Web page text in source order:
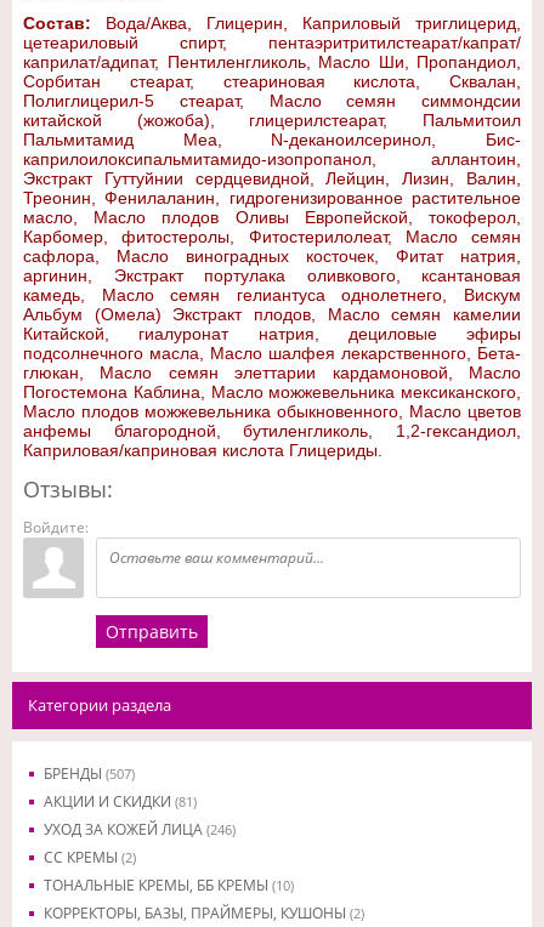
Состав: Вода/Аква, Глицерин, Каприловый триглицерид,
цетеариловый спирт, пентаэритритилстеарат/капрат/
каприлат/адипат, Пентиленгликоль, Масло Ши, Пропандиол,
Сорбитан стеарат, стеариновая кислота, Сквалан,
Полиглицерил-5 стеарат, Масло семян симмондсии
китайской (жожоба), глицерилстеарат, Пальмитоил
Пальмитамид Меа, N-деканоилсеринол, Бис-
каприлоилоксипальмитамидо-изопропанол, аллантоин,
Экстракт Гуттуйнии сердцевидной, Лейцин, Лизин, Валин,
Треонин, Фенилаланин, гидрогенизированное растительное
масло, Масло плодов Оливы Европейской, токоферол,
Карбомер, фитостеролы, Фитостерилолеат, Масло семян
сафлора, Масло виноградных косточек, Фитат натрия,
аргинин, Экстракт портулака оливкового, ксантановая
камедь, Масло семян гелиантуса однолетнего, Вискум
Альбум (Омела) Экстракт плодов, Масло семян камелии
Китайской, гиалуронат натрия, дециловые эфиры
подсолнечного масла, Масло шалфея лекарственного, Бета-
глюкан, Масло семян элеттарии кардамоновой, Масло
Погостемона Каблина, Масло можжевельника мексиканского,
Масло плодов можжевельника обыкновенного, Масло цветов
анфемы благородной, бутиленгликоль, 1,2-гександиол,
Каприловая/каприновая кислота Глицериды.
Отзывы:
Войдите:
Отправить
Категории раздела
БРЕНДЫ (507)
АКЦИИ И СКИДКИ (81)
УХОД ЗА КОЖЕЙ ЛИЦА (246)
CC КРЕМЫ (2)
ТОНАЛЬНЫЕ КРЕМЫ, ББ КРЕМЫ (10)
КОРРЕКТОРЫ, БАЗЫ, ПРАЙМЕРЫ, КУШОНЫ (2)